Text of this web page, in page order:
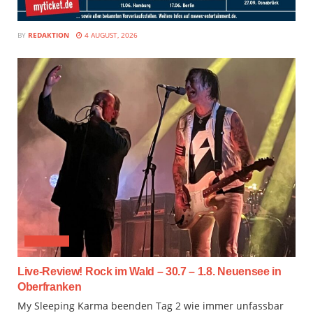
BY REDAKTION 4 AUGUST, 2026
Live-Review! Rock im Wald – 30.7 – 1.8. Neuensee in
Oberfranken
My Sleeping Karma beenden Tag 2 wie immer unfassbar